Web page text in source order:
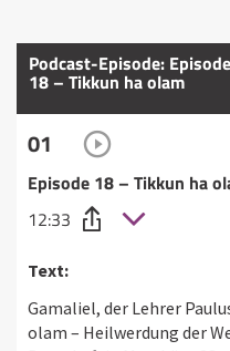
Podcast-Episode: Episode
18 – Tikkun ha olam
01
Episode 18 – Tikkun ha
12:33
Text:
Gamaliel, der Lehrer
olam – Heilwerdung der